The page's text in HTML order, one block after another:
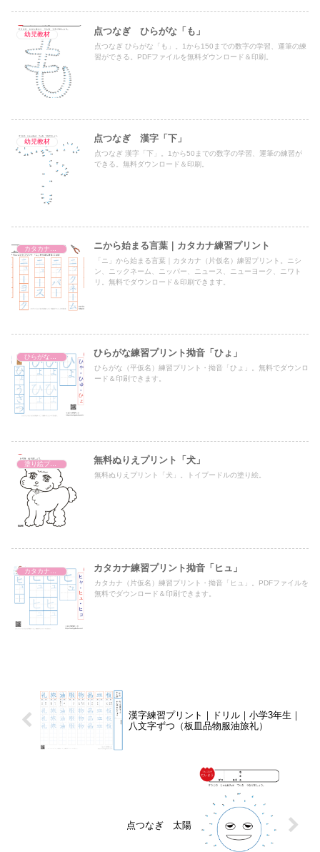
幼児教材 点つなぎ ひらがな「も」
点つなぎ ひらがな「も」。1から150までの数字の学習、運筆の練
習ができる。PDFファイルを無料ダウンロード＆印刷。
幼児教材 点つなぎ 漢字「下」
点つなぎ 漢字「下」。1から50までの数字の学習、運筆の練習が
できる。無料ダウンロード＆印刷。
カタカナ練習プリント ニから始まる言葉｜カタカナ練習プリント
「ニ」から始まる言葉｜カタカナ（片仮名）練習プリント。ニシ
ン、ニックネーム、ニッパー、ニュース、ニューヨーク、ニワト
リ。無料でダウンロード＆印刷できます。
ひらがな練習プリント拗音「ひょ」
ひらがな（平仮名）練習プリント・拗音「ひょ」。無料でダウンロ
ード＆印刷できます。
無料ぬりえプリント「犬」
無料ぬりえプリント「犬」。トイプードルの塗り絵。
カタカナ練習プリント拗音「ヒュ」
カタカナ（片仮名）練習プリント・拗音「ヒュ」。PDFファイルを
無料でダウンロード＆印刷できます。
漢字練習プリント｜ドリル｜小学3年生｜
八文字ずつ（板皿品物服油旅礼）
点つなぎ 太陽